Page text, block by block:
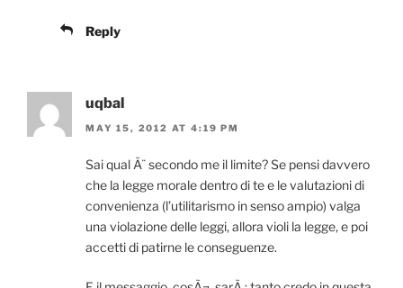
Reply
uqbal
MAY 15, 2012 AT 4:19 PM
Sai qual Ã¨ secondo me il limite? Se pensi davvero
che la legge morale dentro di te e le valutazioni di
convenienza (l’utilitarismo in senso ampio) valga
una violazione delle leggi, allora violi la legge, e poi
accetti di patirne le conseguenze.